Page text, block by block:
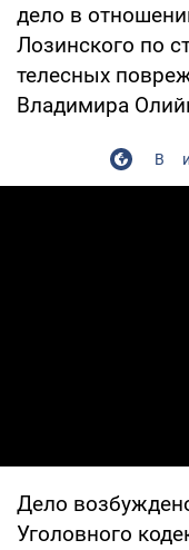
дело в
Лозинского по
телесных
Владимира
Дело
Уголовного